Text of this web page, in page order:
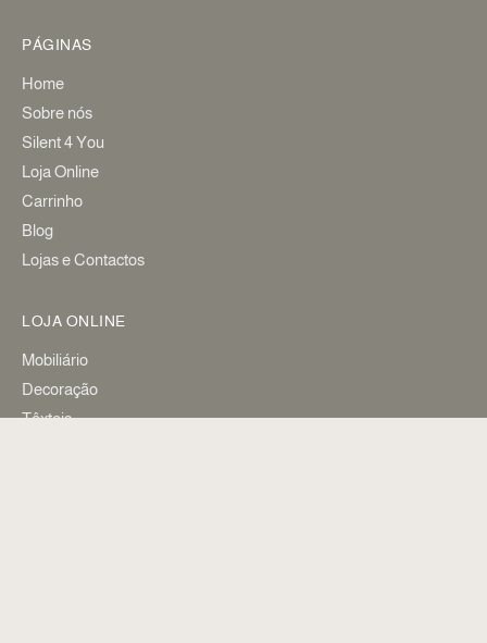
PÁGINAS
Home
Sobre nós
Silent 4 You
Loja Online
Carrinho
Blog
Lojas e Contactos
LOJA ONLINE
Mobiliário
Decoração
Têxteis